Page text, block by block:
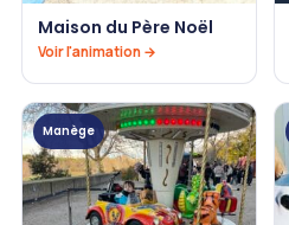
Maison du Père Noël
Voir l'animation →
Manège